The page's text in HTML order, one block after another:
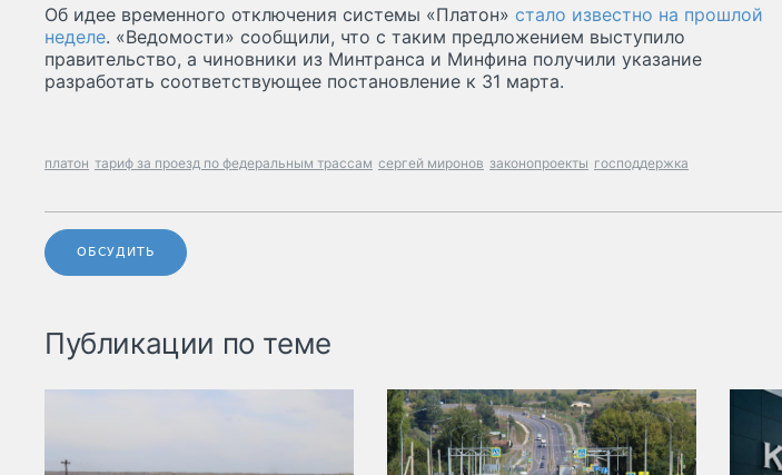
Об идее временного отключения системы «Платон» стало известно на прошлой
неделе. «Ведомости» сообщили, что с таким предложением выступило
правительство, а чиновники из Минтранса и Минфина получили указание
разработать соответствующее постановление к 31 марта.
платон тариф за проезд по федеральным трассам сергей миронов законопроекты господдержка
ОБСУДИТЬ
Публикации по теме